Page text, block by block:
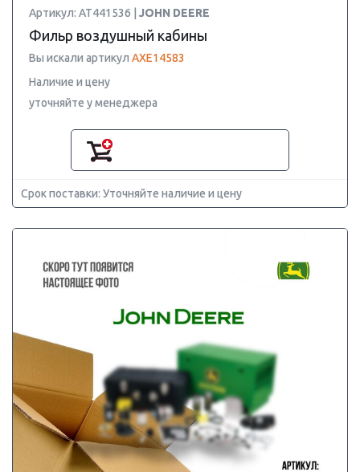
Артикул: AT441536 | JOHN DEERE
Фильр воздушный кабины
Вы искали артикул AXE14583
Наличие и цену
уточняйте у менеджера
Срок поставки: Уточняйте наличие и цену